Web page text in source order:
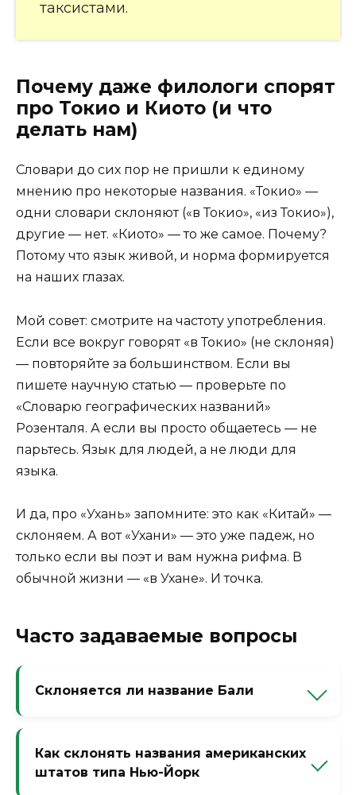
таксистами.
Почему даже филологи спорят
про Токио и Киото (и что
делать нам)
Словари до сих пор не пришли к единому
мнению про некоторые названия. «Токио» —
одни словари склоняют («в Токио», «из Токио»),
другие — нет. «Киото» — то же самое. Почему?
Потому что язык живой, и норма формируется
на наших глазах.
Мой совет: смотрите на частоту употребления.
Если все вокруг говорят «в Токио» (не склоняя)
— повторяйте за большинством. Если вы
пишете научную статью — проверьте по
«Словарю географических названий»
Розенталя. А если вы просто общаетесь — не
парьтесь. Язык для людей, а не люди для
языка.
И да, про «Ухань» запомните: это как «Китай» —
склоняем. А вот «Ухани» — это уже падеж, но
только если вы поэт и вам нужна рифма. В
обычной жизни — «в Ухане». И точка.
Часто задаваемые вопросы
Склоняется ли название Бали
говорят «на Балии» — это грубая ошибка.
Как склонять названия американских
штатов типа Нью-Йорк